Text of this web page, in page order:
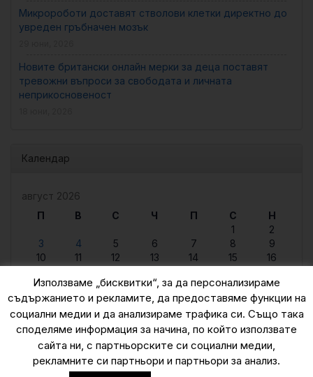
Микророботи доставят стволови клетки директно до
увреден гръбначен мозък
Новите британски онлайн мерки за деца поставят
тревожни въпроси за свободата и личната
неприкосновеност
Календар
август 2026
П
В С Ч П С
Н
1
2
3
4 5 6 7 8
9
10
11 12 13 14 15
16
24
25 26 27 28 29
30
31
« юни
Използваме „бисквитки“, за да персонализираме
съдържанието и рекламите, да предоставяме функции на
социални медии и да анализираме трафика си. Също така
споделяме информация за начина, по който използвате
сайта ни, с партньорските си социални медии,
рекламните си партньори и партньори за анализ.